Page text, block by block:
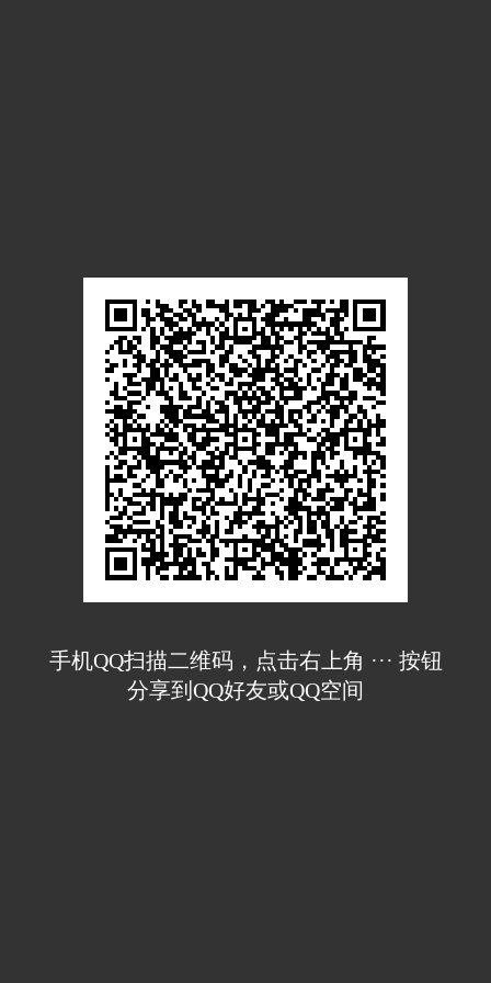
手机QQ扫描二维码，点击右上角 ··· 按钮
分享到QQ好友或QQ空间